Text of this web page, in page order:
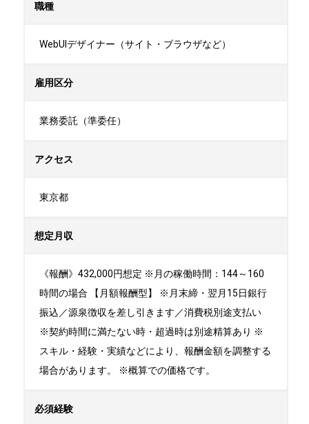
職種
WebUIデザイナー（サイト・ブラウザなど）
雇用区分
業務委託（準委任）
アクセス
東京都
想定月収
《報酬》432,000円想定 ※月の稼働時間：144～160
時間の場合 【月額報酬型】 ※月末締・翌月15日銀行
振込／源泉徴収を差し引きます／消費税別途支払い
※契約時間に満たない時・超過時は別途精算あり ※
スキル・経験・実績などにより、報酬金額を調整する
場合があります。 ※概算での価格です。
必須経験